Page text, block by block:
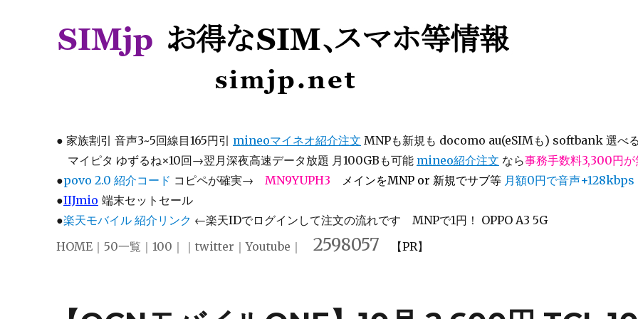
● 家族割引 音声3~5回線目165円引 mineoマイネオ紹介注文 MNPも新規も docomo au(eSIMも) softbank 選べる
マイピタ ゆずるね×10回→翌月深夜高速データ放題 月100GBも可能 mineo紹介注文 なら事務手数料3,300円が
●povo 2.0 紹介コード コピペが確実→ MN9YUPH3 メインをMNP or 新規でサブ等 月額0円で音声+128kbps
●IIJmio 端末セットセール
●楽天モバイル 紹介リンク ←楽天IDでログインして注文の流れです MNPで1円！ OPPO A3 5G
HOME ｜ 50一覧 ｜ 100 ｜｜ twitter ｜Youtube ｜ 2598057 【PR】